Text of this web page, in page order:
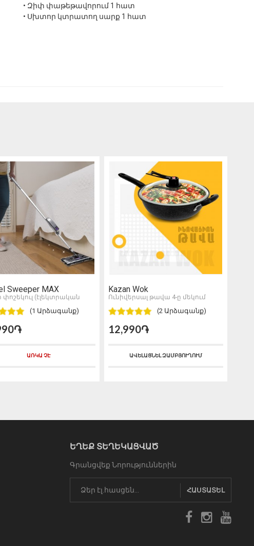
• Զիփ փաթեթավորում 1 հատ
• Սխտոր կտրատող սարք 1 հատ
Sweeper MAX
փոշեկուլ (էլեկտրական
(1 Արձագանք)
ԱՌԿԱ ՉԷ
Kazan Wok
Ունիվերսալ թավա 4-ը մեկում
(2 Արձագանք)
12,990֏
ԱՎԵԼԱՑՆԵԼ ԶԱՄԲՅՈՒՂՈՒՄ
ԵՂԵՔ ՏԵՂԵԿԱՑՎԱԾ
Գրանցվեք Նորություններին
ՀԱՍՏԱՏԵԼ